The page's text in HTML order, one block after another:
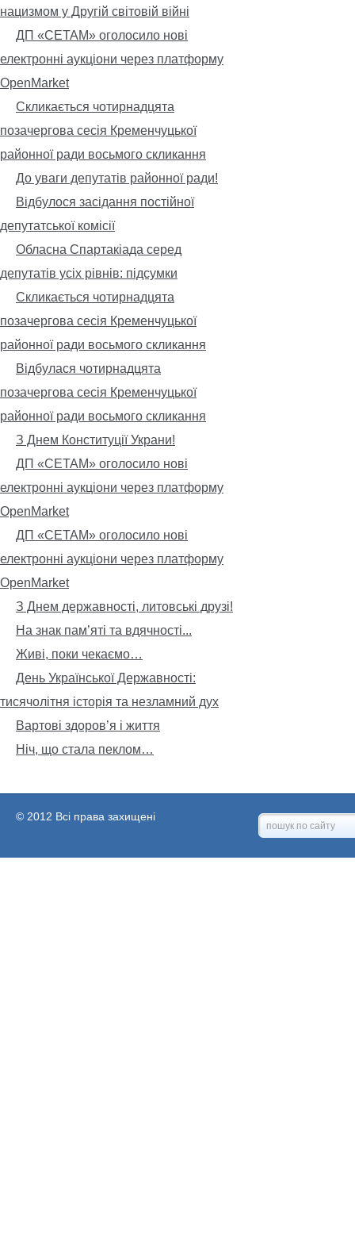
нацизмом у Другій світовій війні
ДП «СЕТАМ» оголосило нові
електронні аукціони через платформу
OpenMarket
Скликається чотирнадцята
позачергова сесія Кременчуцької
районної ради восьмого скликання
До уваги депутатів районної ради!
Відбулося засідання постійної
депутатської комісії
Обласна Спартакіада серед
депутатів усіх рівнів: підсумки
Скликається чотирнадцята
позачергова сесія Кременчуцької
районної ради восьмого скликання
Відбулася чотирнадцята
позачергова сесія Кременчуцької
районної ради восьмого скликання
З Днем Конституції Украни!
ДП «СЕТАМ» оголосило нові
електронні аукціони через платформу
OpenMarket
ДП «СЕТАМ» оголосило нові
електронні аукціони через платформу
OpenMarket
З Днем державності, литовські друзі!
На знак пам’яті та вдячності...
Живі, поки чекаємо…
День Української Державності:
тисячолітня історія та незламний дух
Вартові здоров’я і життя
Ніч, що стала пеклом…
© 2012 Всі права захищені